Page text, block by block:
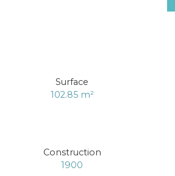
Surface
102.85 m²
Construction
1900